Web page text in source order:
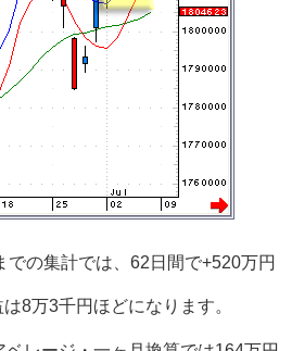
での集計では、62日間で+520万円
8万3千円ほどになります。